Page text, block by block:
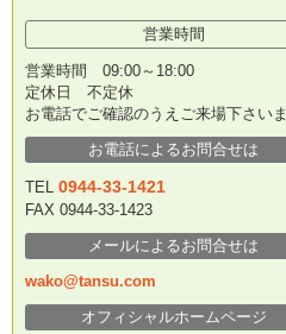
営業時間
営業時間 09:00～18:00
定休日 不定休
お電話でご確認のうえご来場下さいま
お電話によるお問合せは
TEL 0944-33-1421
FAX 0944-33-1423
メールによるお問合せは
wako@tansu.com
オフィシャルホームページ